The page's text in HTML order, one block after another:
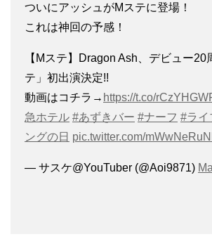
ついにアッシュがMステに登場！
これは神回の予感！
【Мステ】Dragon Ash、デビュー20
テ」初出演決定!!
動画はコチラ→ https://t.co/
急ホテル #あずきバー #ナーフ #ライ
ングの日 pic.twitter.com/
— サスケ@YouTuber (@Aoi9871)